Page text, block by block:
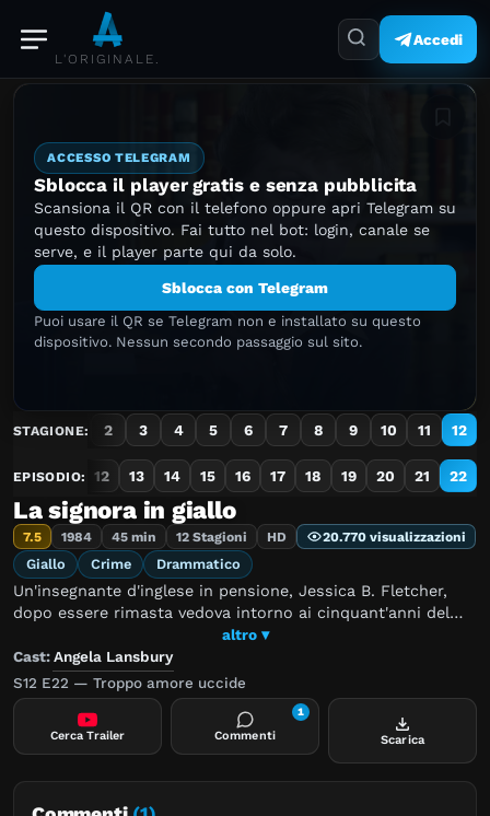
L'ORIGINALE.
Accedi
ACCESSO TELEGRAM
Sblocca il player gratis e senza pubblicita
Scansiona il QR con il telefono oppure apri Telegram su
questo dispositivo. Fai tutto nel bot: login, canale se
serve, e il player parte qui da solo.
Sblocca con Telegram
Puoi usare il QR se Telegram non e installato su questo
dispositivo. Nessun secondo passaggio sul sito.
STAGIONE:
1 2 3 4 5 6 7 8 9 10 11 12
EPISODIO:
10 11 12 13 14 15 16 17 18 19 20 21 22
La signora in giallo
7.5 1984 45 min 12 Stagioni HD 20.770 visualizzazioni
Giallo Crime Drammatico
Un'insegnante d'inglese in pensione, Jessica B. Fletcher,
dopo essere rimasta vedova intorno ai cinquant'anni del
marito Frank, diventa quasi per caso una scrittrice di
successo. Nonostante la fama e la fortuna ottenute,
Jessica continua a vivere una vita semplice e salutare,
risiedendo nel piccolo paese di Cabot Cove, sulla costa del
Maine, e coltivando le sue vecchie amicizie, che la portano
spesso in giro per il mondo. La signora Fletcher avrà a che
fare con una serie di omicidi che ne risvegliano l'insaziabile
natura.
altro ▾
Cast:Angela Lansbury
S12 E22 — Troppo amore uccide
Cerca Trailer Commenti
1
Scarica